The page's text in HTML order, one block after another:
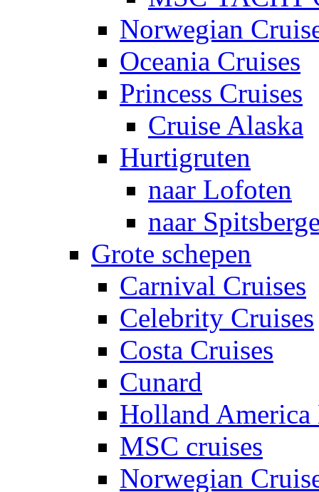
Norwegian
Oceania Cruises
Princess Cruises
Cruise Alaska
Hurtigruten
naar Lofoten
naar
Grote schepen
Carnival Cruises
Celebrity Cruises
Costa Cruises
Cunard
Holland America
MSC cruises
Norwegian